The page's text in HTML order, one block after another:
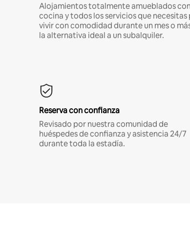
Alojamientos totalmente amueblados
cocina y todos los servicios que necesitas
vivir con comodidad durante un mes o
la alternativa ideal a un subalquiler.
Reserva con confianza
Revisado por nuestra comunidad de
huéspedes de confianza y asistencia 24/7
durante toda la estadía.